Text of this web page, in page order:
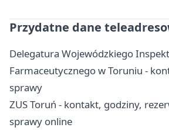
Przydatne dane
Delegatura Wojewódzkiego
Farmaceutycznego w Toruniu -
sprawy
ZUS Toruń - kontakt, godziny,
sprawy online